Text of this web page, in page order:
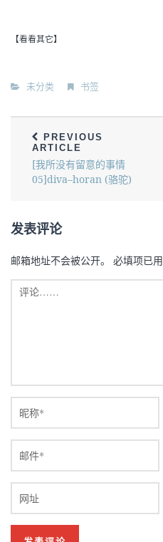
【看看其它】
未分类 书签
PREVIOUS
ARTICLE
[我所没有留意的事情
05]diva–horan (骆驼)
发表评论
邮箱地址不会被公开。 必填项已用